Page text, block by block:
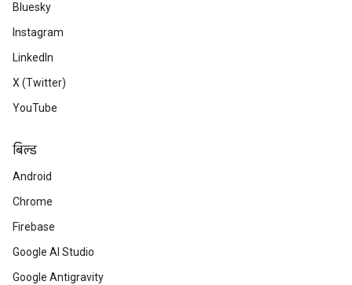
Bluesky
Instagram
LinkedIn
X (Twitter)
YouTube
बिल्ड
Android
Chrome
Firebase
Google AI Studio
Google Antigravity